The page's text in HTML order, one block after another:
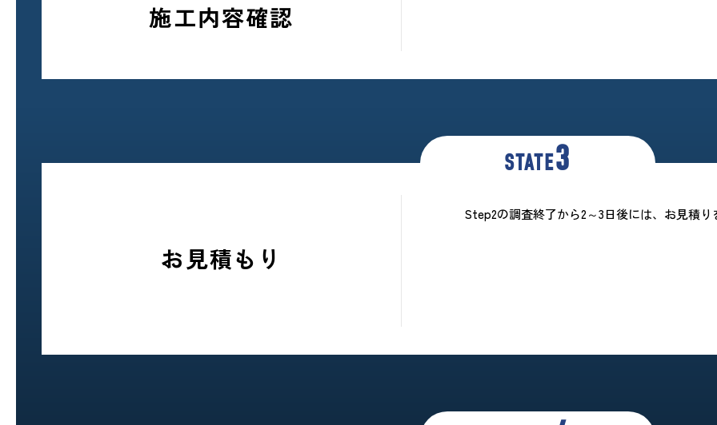
施工内容確認
STATE3
お見積もり
Step2の調査終了から2～3日後には、お見積